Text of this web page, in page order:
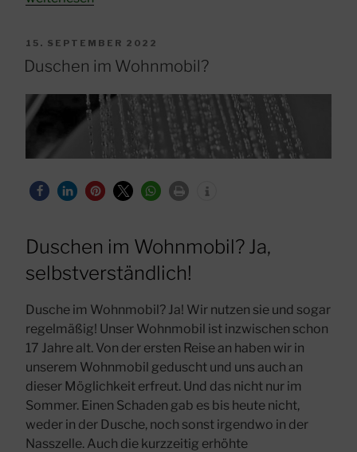
kaufen“
VERÖFFENTLICHT
AM
15. SEPTEMBER 2022
Duschen im Wohnmobil?
Duschen im Wohnmobil? Ja,
selbstverständlich!
Dusche im Wohnmobil? Ja! Wir nutzen sie und sogar
regelmäßig! Unser Wohnmobil ist inzwischen schon
17 Jahre alt. Von der ersten Reise an haben wir in
unserem Wohnmobil geduscht und uns auch an
dieser Möglichkeit erfreut. Und das nicht nur im
Sommer. Einen Schaden gab es bis heute nicht,
weder in der Dusche, noch sonst irgendwo in der
Nasszelle. Auch die kurzzeitig erhöhte